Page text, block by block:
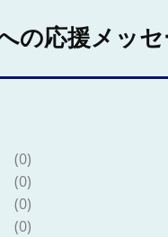
の応援メッ
(0)
(0)
(0)
(0)